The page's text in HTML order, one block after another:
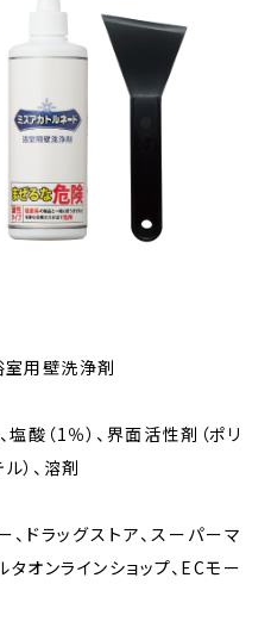
室用壁洗浄剤
塩酸（1％）、界面活性剤（ポリ
）、溶剤
、ドラッグストア、スーパーマ
オンラインショップ、ECモー